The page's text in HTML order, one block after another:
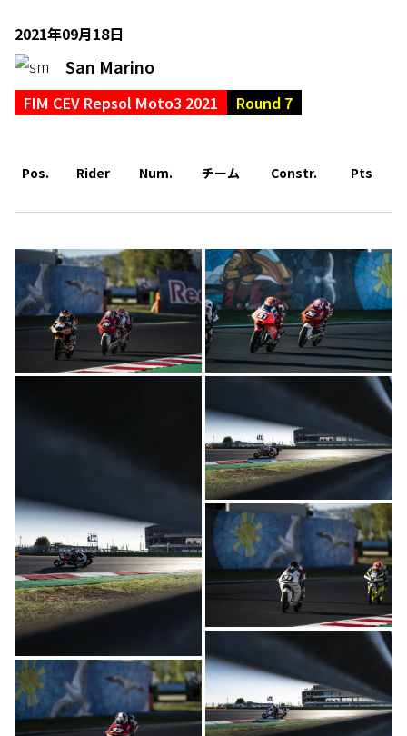
2021年09月18日
San Marino
FIM CEV Repsol Moto3 2021 Round 7
Pos. Rider Num. チーム Constr. Pts